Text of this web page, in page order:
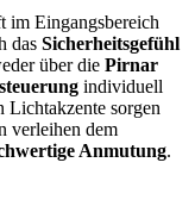
im Eingangsbereich
das Sicherheitsgefühl
über die Pirnar
individuell
Lichtakzente sorgen
verleihen dem
Anmutung.